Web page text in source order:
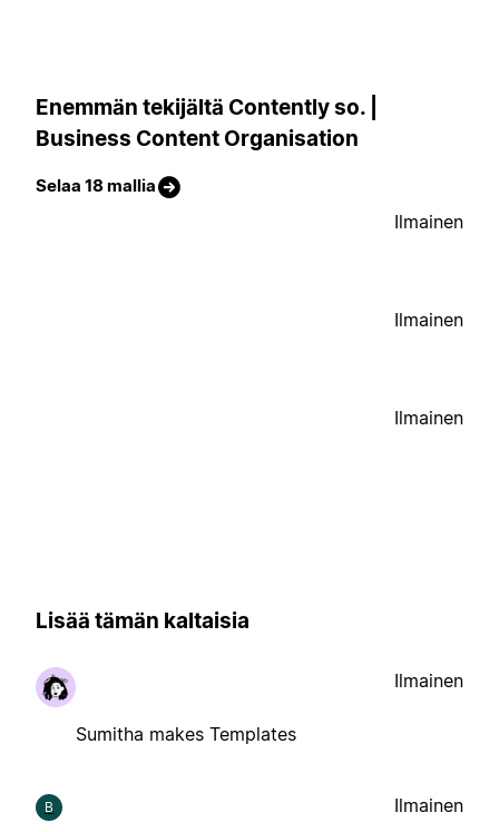
Enemmän tekijältä Contently so. |
Business Content Organisation
Selaa 18 mallia
Ilmainen
Ilmainen
Ilmainen
Lisää tämän kaltaisia
Sumitha makes Templates
Ilmainen
B Ilmainen